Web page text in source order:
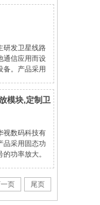
研发卫星线路
通信应用而设
备。产品采用
航定位、电磁
保障等多个
模块,定制卫
视数码科技有
品采用固态功
功率放大。
艺和高效率功
页 尾页